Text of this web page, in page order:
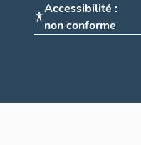
Accessibilité :
non conforme